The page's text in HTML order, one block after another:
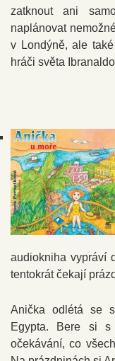
zatknout ani
naplánovat
v Londýně, ale
hráči světa
audiokniha vypráví
tentokrát čekají
Anička odlétá se
Egypta. Bere si
očekávání, co